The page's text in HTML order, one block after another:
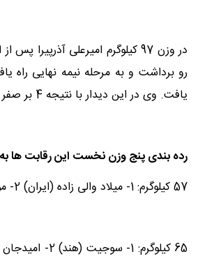
یافت. وی در این دیدار با نتیجه 4 بر صفر مغلوب آرش یوشیدا دارنده مدال برنز جهان از ژاپن شد و به مدال نقره رسید.
رده بندی پنج وزن نخست این رقابت ها
57 کیلوگرم: 1- میلاد والی زاده (ایران) 2- مونخ اردن باتخویاگ (مغولستان) 3- عبدیمالیک کاراچوف (قرقیزستان) و آنکوش (هند)